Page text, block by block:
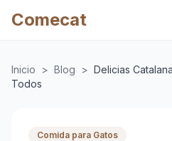
Comecat
Inicio > Blog > Delicias
Todos
Comida para Gatos